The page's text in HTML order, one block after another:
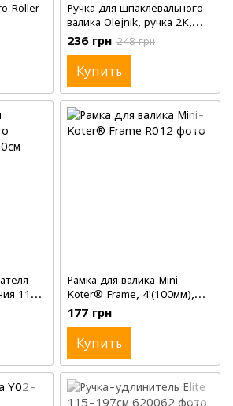
Roller
Ручка для шпаклевального
валика Olejnik, ручка 2К,
8мм, 9'(23см)
236 грн 248 грн
Купить
110-
Рамка для валика Mini-
Koter® Frame, 4'(100мм),
30см
177 грн
Купить